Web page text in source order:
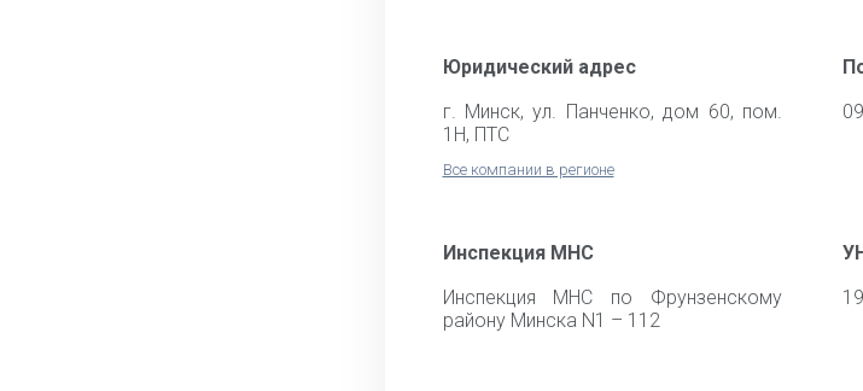
Юридический адрес
г. Минск, ул. Панченко, дом 60, пом.
1Н, ПТС
Все компании в регионе
Инспекция МНС
Инспекция МНС по Фрунзенскому
району Минска N1 – 112